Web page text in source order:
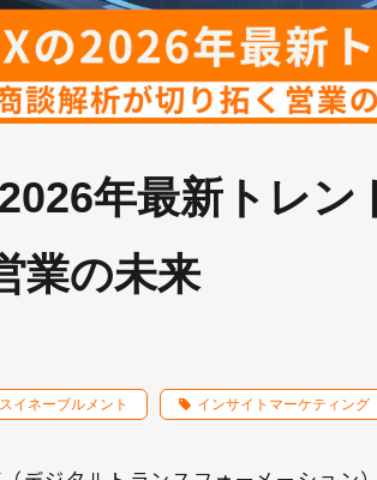
年最新トレン
業の未来
イネーブルメント インサイトマーケティング